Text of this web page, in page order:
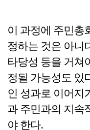
이 과정에 주민총
정하는 것은 아니
타당성 등을 거쳐
정될 가능성도 있
인 성과로 이어지
과 주민과의 지속
야 한다.